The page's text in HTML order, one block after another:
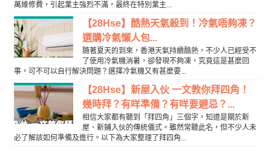
萬維修費，引起業主強烈不滿，最終在特別業主...
【28Hse】酷熱天氣殺到！冷氣唔夠凍？
選購冷氣懶人包...
隨著夏天的到來，香港天氣持續酷熱，不少人已經受不
了使用冷氣機消暑，卻發現不夠凍，究竟這是甚麼回
事，可不可以自行解決問題？選擇冷氣機又有甚麼要...
【28Hse】新屋入伙 一文教你拜四角！
幾時拜？有咩準備？有咩要避忌？...
相信大家都有聽到「拜四角」三個字，知道是關於新
屋、新鋪入伙的傳統儀式。雖然常聽此名，但不少人未
必了解該如何準備及進行。以下為大家整理了拜四角...